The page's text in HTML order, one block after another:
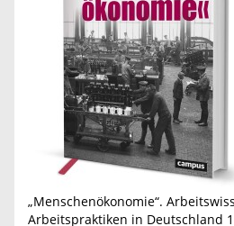
„Menschenökonomie“.
Arbeitspraktiken in Deutschland